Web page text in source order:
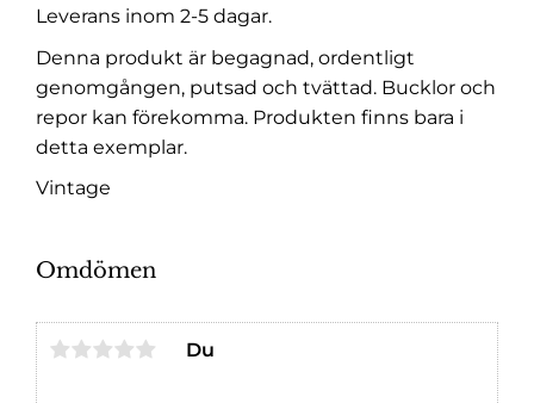
Leverans inom 2-5 dagar.
Denna produkt är begagnad, ordentligt
genomgången, putsad och tvättad. Bucklor och
repor kan förekomma. Produkten finns bara i
detta exemplar.
Vintage
Omdömen
Du